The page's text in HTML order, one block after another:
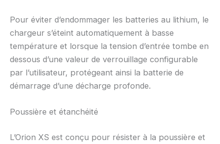
Pour éviter d’endommager les batteries au lithium, le
chargeur s’éteint automatiquement à basse
température et lorsque la tension d’entrée tombe en
dessous d’une valeur de verrouillage configurable
par l’utilisateur, protégeant ainsi la batterie de
démarrage d’une décharge profonde.
Poussière et étanchéité
L’Orion XS est conçu pour résister à la poussière et